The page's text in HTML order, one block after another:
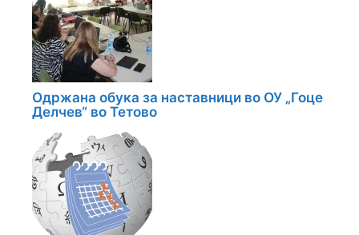
Одржана обука за наставници во ОУ „Гоце
Делчев“ во Тетово